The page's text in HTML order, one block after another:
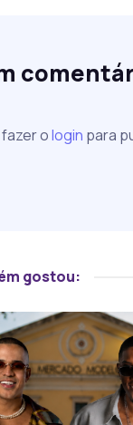
ologin para
gostou: